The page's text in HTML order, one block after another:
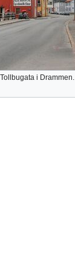
i Drammen.